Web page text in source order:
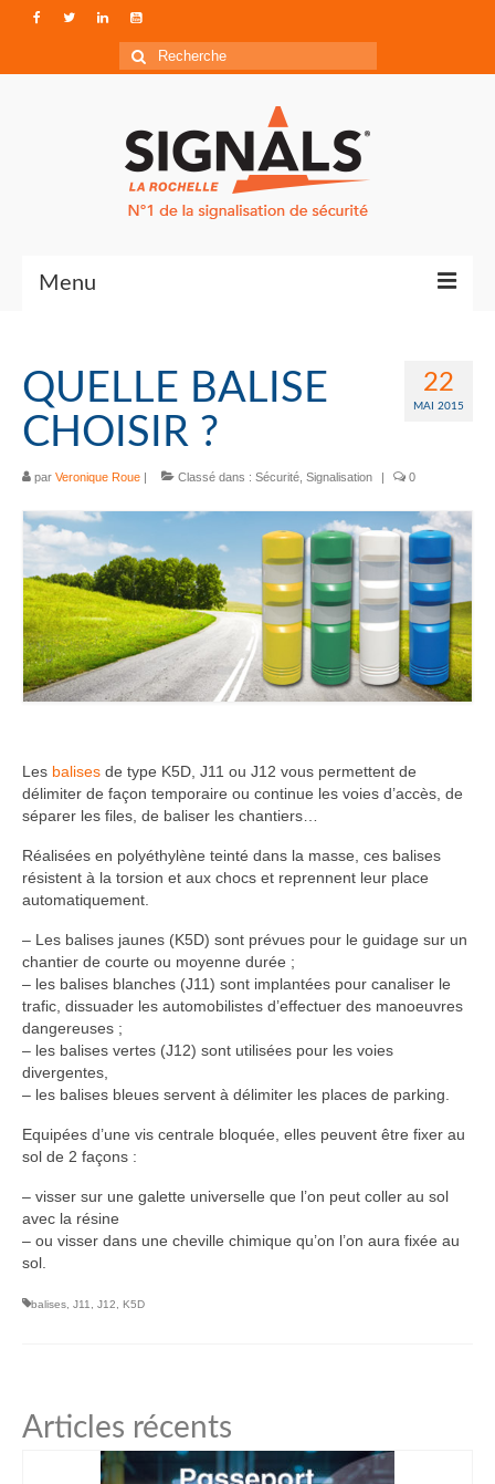
Rechercher
:
Menu
Qui sommes-nous ?
Accéder à Signals
22
MAI 2015
QUELLE BALISE
CHOISIR ?
par Veronique Roue | Classé dans : Sécurité Signalisation | 0
Les balises de type K5D, J11 ou J12 vous permettent de
délimiter de façon temporaire ou continue les voies d’accès, de
séparer les files, de baliser les chantiers…
Réalisées en polyéthylène teinté dans la masse, ces balises
résistent à la torsion et aux chocs et reprennent leur place
automatiquement.
– Les balises jaunes (K5D) sont prévues pour le guidage sur un
chantier de courte ou moyenne durée ;
– les balises blanches (J11) sont implantées pour canaliser le
trafic, dissuader les automobilistes d’effectuer des manoeuvres
dangereuses ;
– les balises vertes (J12) sont utilisées pour les voies
divergentes,
– les balises bleues servent à délimiter les places de parking.
Equipées d’une vis centrale bloquée, elles peuvent être fixer au
sol de 2 façons :
– visser sur une galette universelle que l’on peut coller au sol
avec la résine
– ou visser dans une cheville chimique qu’on l’on aura fixée au
sol.
balises J11 J12 K5D
Articles récents